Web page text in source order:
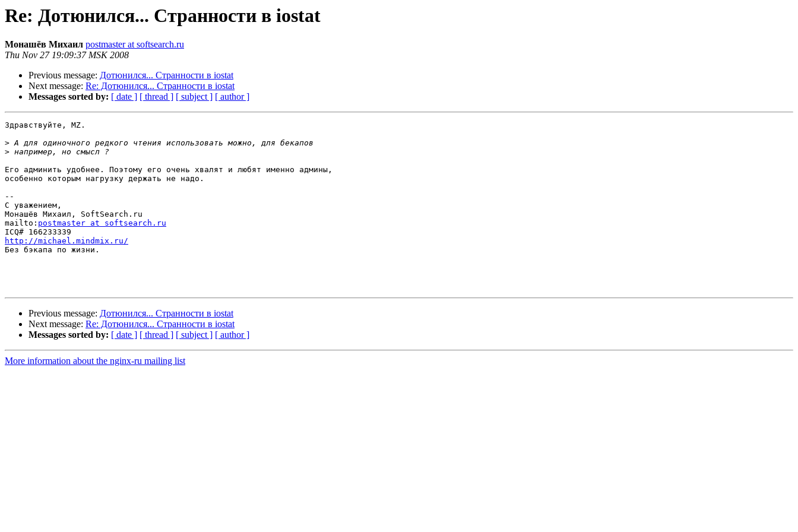
Re: Дотюнился... Странности в iostat
Монашёв Михаил postmaster at softsearch.ru
Thu Nov 27 19:09:37 MSK 2008
Previous message: Дотюнился... Странности в iostat
Next message: Re: Дотюнился... Странности в iostat
Messages sorted by: [ date ] [ thread ] [ subject ] [ author ]
Здравствуйте, MZ.
>
>
Его админить удобнее. Поэтому его очень хвалят и любят именно админы,
особенно которым нагрузку держать не надо.
--
С уважением,
Монашёв Михаил, SoftSearch.ru
mailto: postmaster at softsearch.ru
http://michael.mindmix.ru/
Без бэкапа по жизни.
Previous message: Дотюнился... Странности в iostat
Next message: Re: Дотюнился... Странности в iostat
Messages sorted by: [ date ] [ thread ] [ subject ] [ author ]
More information about the nginx-ru mailing list